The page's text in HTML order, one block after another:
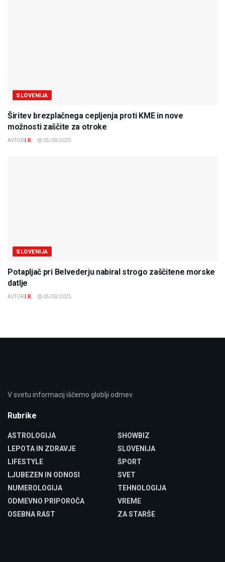
SLOVENIJA
Širitev brezplačnega cepljenja proti KME in nove
možnosti zaščite za otroke
AVTOR I.R. 05/03/2025
SLOVENIJA
Potapljač pri Belvederju nabiral strogo zaščitene morske
datlje
AVTOR I.R. 05/03/2025
V svetu informacij iščemo globlji odmev.
Rubrike
ASTROLOGIJA
LEPOTA IN ZDRAVJE
LIFESTYLE
LJUBEZEN IN ODNOSI
NUMEROLOGIJA
ODMEVNO PRIPOROČA
OSEBNA RAST
SHOWBIZ
SLOVENIJA
ŠPORT
SVET
TEHNOLOGIJA
VREME
ZA STARŠE